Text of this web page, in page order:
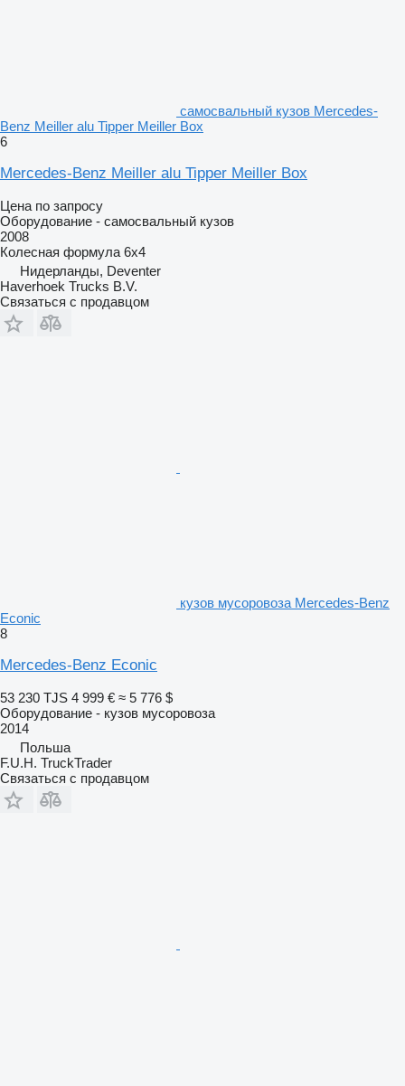
самосвальный кузов Mercedes-
Benz Meiller alu Tipper Meiller Box
6
Mercedes-Benz Meiller alu Tipper Meiller Box
Цена по запросу
Оборудование - самосвальный кузов
2008
Колесная формула 6x4
Нидерланды, Deventer
Haverhoek Trucks B.V.
Связаться с продавцом
кузов мусоровоза Mercedes-Benz
Econic
8
Mercedes-Benz Econic
53 230 TJS 4 999 € ≈ 5 776 $
Оборудование - кузов мусоровоза
2014
Польша
F.U.H. TruckTrader
Связаться с продавцом